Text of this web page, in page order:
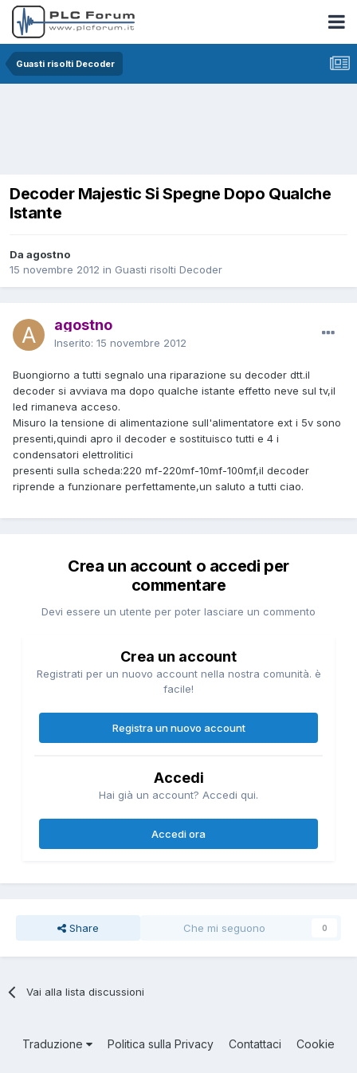
Guasti risolti Decoder
Decoder Majestic Si Spegne Dopo Qualche
Istante
Da agostno
15 novembre 2012 in Guasti risolti Decoder
agostno
Inserito: 15 novembre 2012
Buongiorno a tutti segnalo una riparazione su decoder dtt.il
decoder si avviava ma dopo qualche istante effetto neve sul tv,il
led rimaneva acceso.
Misuro la tensione di alimentazione sull'alimentatore ext i 5v sono
presenti,quindi apro il decoder e sostituisco tutti e 4 i
condensatori elettrolitici
presenti sulla scheda:220 mf-220mf-10mf-100mf,il decoder
riprende a funzionare perfettamente,un saluto a tutti ciao.
Crea un account o accedi per
commentare
Devi essere un utente per poter lasciare un commento
Crea un account
Registrati per un nuovo account nella nostra comunità. è
facile!
Registra un nuovo account
Accedi
Hai già un account? Accedi qui.
Accedi ora
Share Che mi seguono 0
Vai alla lista discussioni
Traduzione Politica sulla Privacy Contattaci Cookie